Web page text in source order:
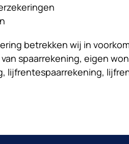
betrekken wij in
spaarrekening, eigen
lijfrentespaarrekening,